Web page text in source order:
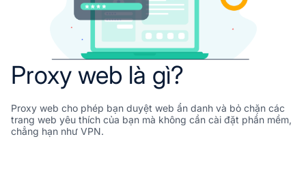
Proxy web là gì?
Proxy web cho phép bạn duyệt web ẩn danh và bỏ chặn các
trang web yêu thích của bạn mà không cần cài đặt phần mềm,
chẳng hạn như VPN.